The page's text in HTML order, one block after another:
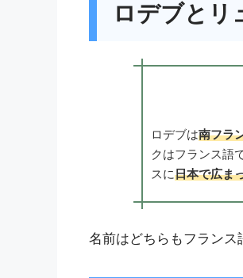
ロデブとリ
ロデブは南フラ
クはフランス語
スに日本で広ま
名前はどちらもフランス